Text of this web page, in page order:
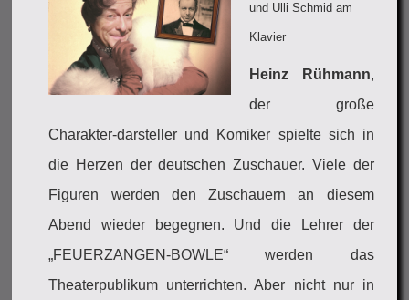
und Ulli Schmid am
Klavier
Heinz Rühmann,
der große
Charakter-darsteller und Komiker spielte sich in
die Herzen der deutschen Zuschauer. Viele der
Figuren werden den Zuschauern an diesem
Abend wieder begegnen. Und die Lehrer der
„FEUERZANGEN-BOWLE“ werden das
Theaterpublikum unterrichten. Aber nicht nur in